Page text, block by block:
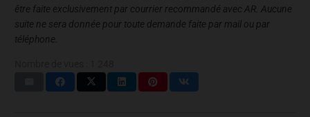
être faite exclusivement par courrier recommandé avec AR. Aucune
suite ne sera donnée pour toute demande faite par mail ou par
téléphone.